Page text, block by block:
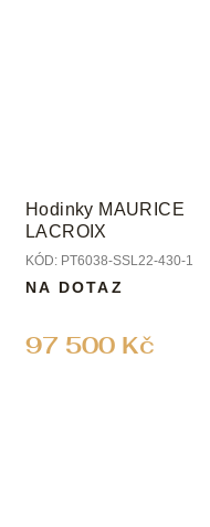
Hodinky MAURICE
LACROIX
KÓD: PT6038-SSL22-430-1
97 500 Kč
NA DOTAZ